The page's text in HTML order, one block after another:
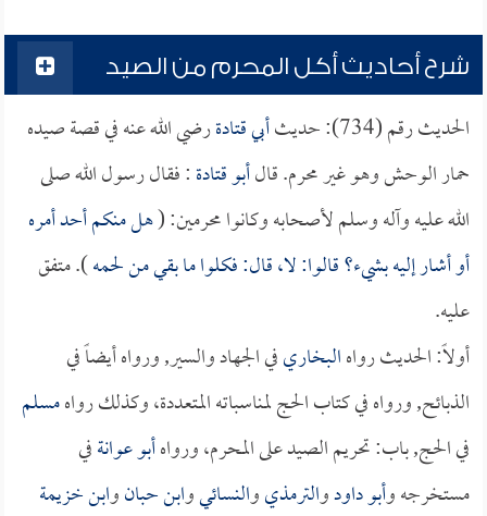
شرح أحاديث أكل المحرم من الصيد
الحديث رقم (734): حديث أبي قتادةرضي الله عنه في قصة صيده
حمار الوحش وهو غير محرم. قالأبو قتادة: فقال رسول الله صلى
الله عليه وآله وسلم لأصحابه وكانوا محرمين: (هل منكم أحد أمره
أو أشار إليه بشيء؟ قالوا: لا، قال: فكلوا ما بقي من لحمه). متفق
عليه.
أولاً: الحديث رواهالبخاريفي الجهاد والسير, ورواه أيضاً في
الذبائح, ورواه في كتاب الحج لمناسباته المتعددة، وكذلك رواهمسلم
في الحج, باب: تحريم الصيد على المحرم، ورواهأبو عوانةفي
مستخرجه وأبو داودوالترمذيوالنسائيوابن حبانوابن خزيمة